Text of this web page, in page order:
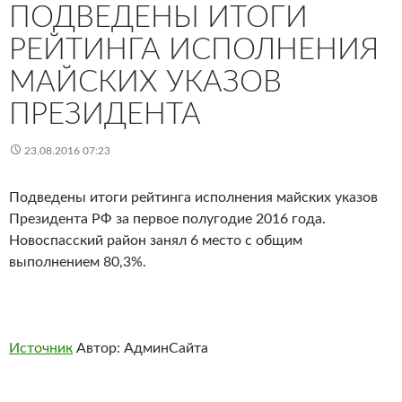
ПОДВЕДЕНЫ ИТОГИ
РЕЙТИНГА ИСПОЛНЕНИЯ
МАЙСКИХ УКАЗОВ
ПРЕЗИДЕНТА
23.08.2016 07:23
Подведены итоги рейтинга исполнения майских указов
Президента РФ за первое полугодие 2016 года.
Новоспасский район занял 6 место с общим
выполнением 80,3%.
Источник Автор: АдминСайта